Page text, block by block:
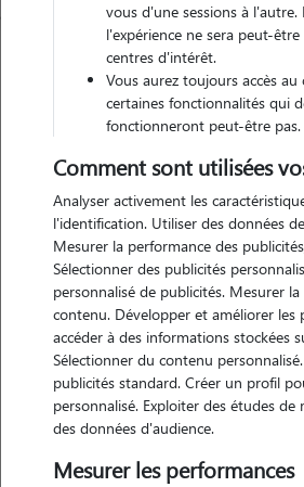
Motivation
ayant toujours eu un profond respect
proposer mes services en tant que pet
engagement. sérieuse et attentionnée, je
répondre aux besoins spécifiques de
promenades, de jeux ou simplement de
sens des responsabilités, développé au fil
professionnelles et de mes études en
chaque animal a son propre rythme et ses
vous d'une sessions à l'autre.
l'expérience ne sera peut-
centres d'intérêt.
Vous aurez toujours accès
certaines fonctionnalités qui
fonctionneront peut-être pas.
Comment sont utilisées
Analyser activement les
l'identification. Utiliser des données
Mesurer la performance des
Sélectionner des publicités
personnalisé de publicités. Mesurer
contenu. Développer et améliorer les
accéder à des informations stockées
Sélectionner du contenu
publicités standard. Créer un profil
personnalisé. Exploiter des études
des données d'audience.
Mesurer les performances